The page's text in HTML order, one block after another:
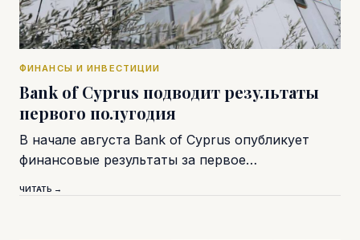
ФИНАНСЫ И ИНВЕСТИЦИИ
Bank of Cyprus подводит результаты
первого полугодия
В начале августа Bank of Cyprus опубликует
финансовые результаты за первое…
ЧИТАТЬ →